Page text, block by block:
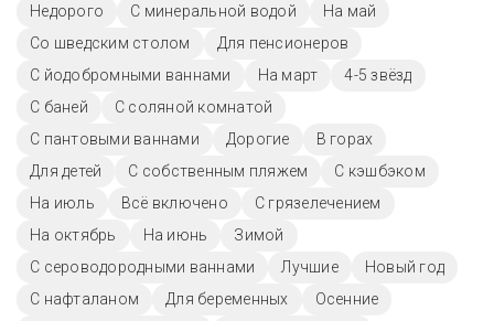
Недорого
С минеральной водой
На май
Со шведским столом
Для пенсионеров
С йодобромными ваннами
На март
4-5 звёзд
С баней
С соляной комнатой
С пантовыми ваннами
Дорогие
В горах
Для детей
С собственным пляжем
С кэшбэком
На июль
Всё включено
С грязелечением
На октябрь
На июнь
Зимой
С сероводородными ваннами
Лучшие
Новый год
С нафталаном
Для беременных
Осенние